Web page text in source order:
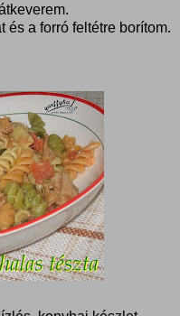
és a forró feltétre borítom.